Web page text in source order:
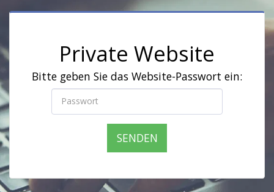
Private Website
Bitte geben Sie das Website-Passwort ein:
SENDEN